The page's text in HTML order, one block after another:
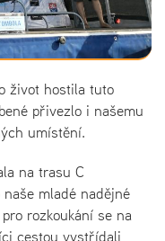
život hostila tuto
přivezlo i našemu
umístění.
na trasu C
mladé nadějné
rozkoukání se na
cestou vystřídali